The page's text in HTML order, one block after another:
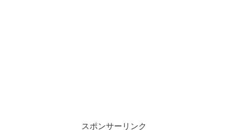
スポンサーリンク